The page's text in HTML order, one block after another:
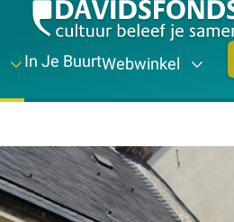
In Je BuurtWebwinkel